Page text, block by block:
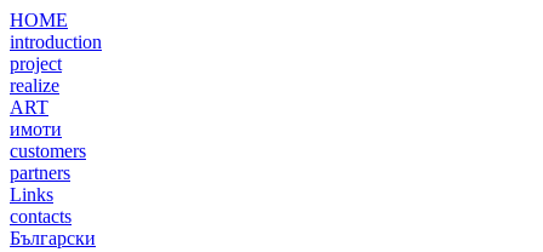
HOME
introduction
project
realize
ART
имоти
customers
partners
Links
contacts
Български